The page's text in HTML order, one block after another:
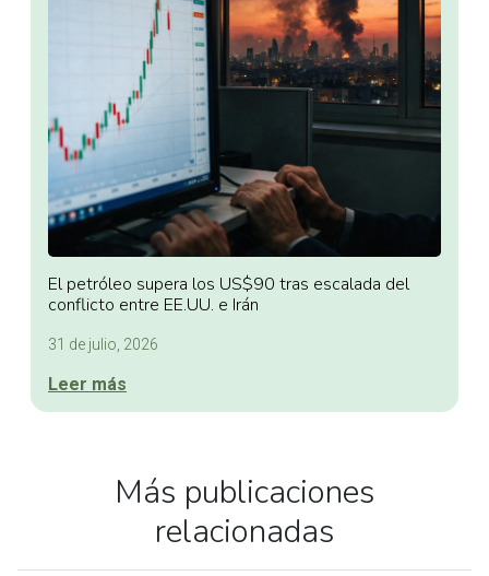
El petróleo supera los US$90 tras escalada del
conflicto entre EE.UU. e Irán
31 de julio, 2026
Leer más
Más publicaciones
relacionadas